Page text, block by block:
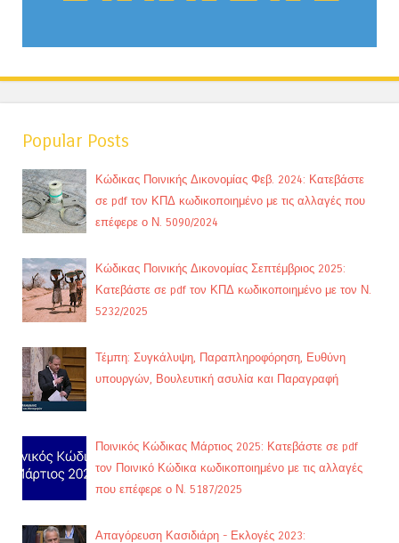
Popular Posts
Κώδικας Ποινικής Δικονομίας Φεβ. 2024: Κατεβάστε
σε pdf τον ΚΠΔ κωδικοποιημένο με τις αλλαγές που
επέφερε ο Ν. 5090/2024
Κώδικας Ποινικής Δικονομίας Σεπτέμβριος 2025:
Κατεβάστε σε pdf τον ΚΠΔ κωδικοποιημένο με τον Ν.
5232/2025
Τέμπη: Συγκάλυψη, Παραπληροφόρηση, Ευθύνη
υπουργών, Βουλευτική ασυλία και Παραγραφή
Ποινικός Κώδικας Μάρτιος 2025: Κατεβάστε σε pdf
τον Ποινικό Κώδικα κωδικοποιημένο με τις αλλαγές
που επέφερε ο Ν. 5187/2025
Απαγόρευση Κασιδιάρη - Εκλογές 2023: